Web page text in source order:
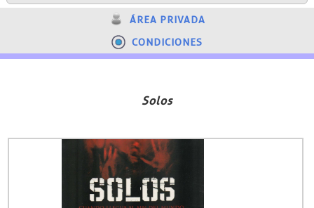
ÁREA PRIVADA
CONDICIONES
Solos